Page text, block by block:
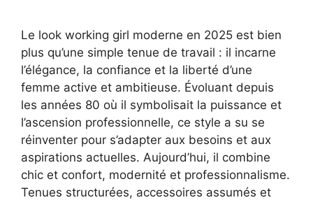
Le look working girl moderne en 2025 est bien
plus qu’une simple tenue de travail : il incarne
l’élégance, la confiance et la liberté d’une
femme active et ambitieuse. Évoluant depuis
les années 80 où il symbolisait la puissance et
l’ascension professionnelle, ce style a su se
réinventer pour s’adapter aux besoins et aux
aspirations actuelles. Aujourd’hui, il combine
chic et confort, modernité et professionnalisme.
Tenues structurées, accessoires assumés et